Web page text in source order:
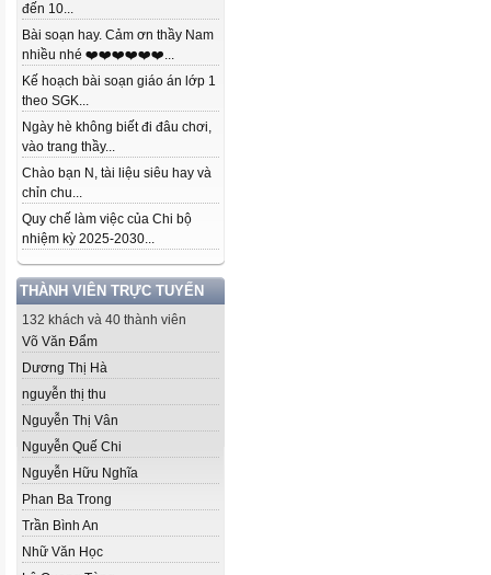
đến 10...
Bài soạn hay. Cảm ơn thầy Nam
nhiều nhé ❤️❤️❤️❤️❤️❤️...
Kế hoạch bài soạn giáo án lớp 1
theo SGK...
Ngày hè không biết đi đâu chơi,
vào trang thầy...
Chào bạn N, tài liệu siêu hay và
chỉn chu...
Quy chế làm việc của Chi bộ
nhiệm kỳ 2025-2030...
THÀNH VIÊN TRỰC TUYẾN
132 khách và 40 thành viên
Võ Văn Đẩm
Dương Thị Hà
nguyễn thị thu
Nguyễn Thị Vân
Nguyễn Quế Chi
Nguyễn Hữu Nghĩa
Phan Ba Trong
Trần Bình An
Nhữ Văn Học